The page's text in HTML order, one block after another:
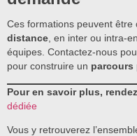
Ces formations peuvent être
distance , en inter ou intra-
équipes. Contactez-nous
pour construire un parcours
Pour en savoir plus,
dédiée
Vous y retrouverez